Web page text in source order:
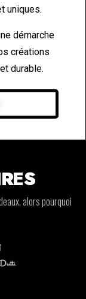
uniques.
démarche
créations
durable.
alors pourquoi